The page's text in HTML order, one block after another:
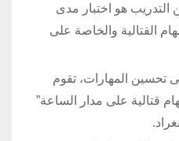
هو اختبار مدى
القتالية والخاصة على
تحسين المهارات، تقوم
قتالية على مدار الساعة”